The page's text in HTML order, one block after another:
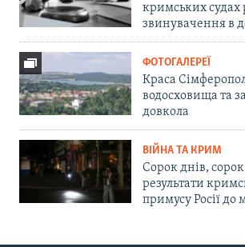
кримських судах
звинувачення в
ФОТОГАЛЕРЕЇ
Краса
водосховища та
довкола
ВІЙНА ТА КРИМ
Сорок днів,
результати
примусу Росії до